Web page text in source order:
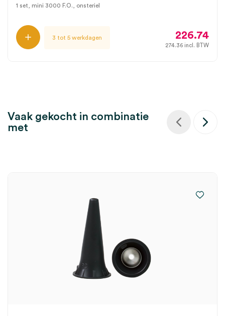
1 set, mini 3000 F.O., onsteriel
3 tot 5 werkdagen 226.74
274.36 incl. BTW
Vaak gekocht in combinatie
met